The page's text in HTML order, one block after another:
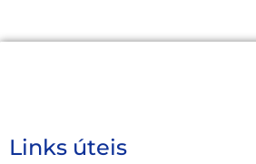
Links úteis